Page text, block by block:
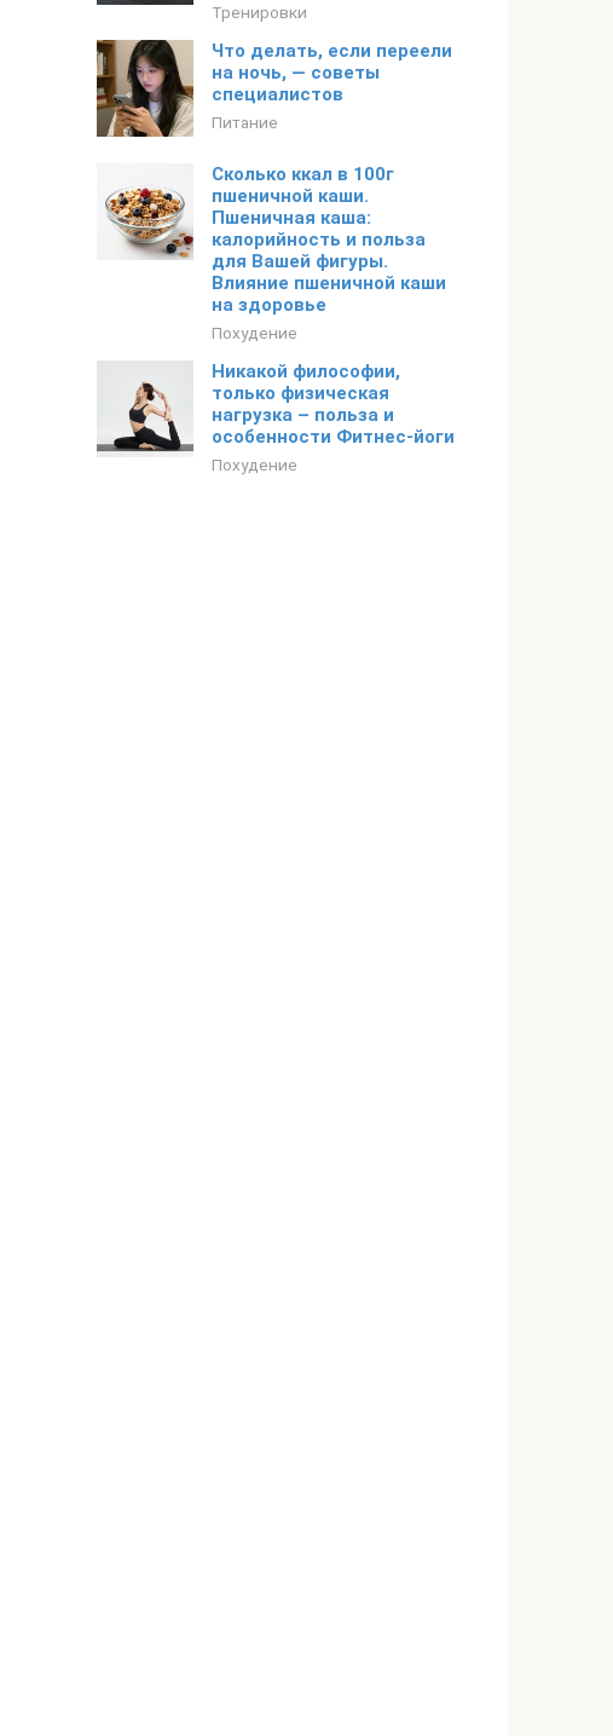
Тренировки
Что делать, если переели
на ночь, — советы
специалистов
Питание
Сколько ккал в 100г
пшеничной каши.
Пшеничная каша:
калорийность и польза
для Вашей фигуры.
Влияние пшеничной каши
на здоровье
Похудение
Никакой философии,
только физическая
нагрузка – польза и
особенности Фитнес-йоги
Похудение